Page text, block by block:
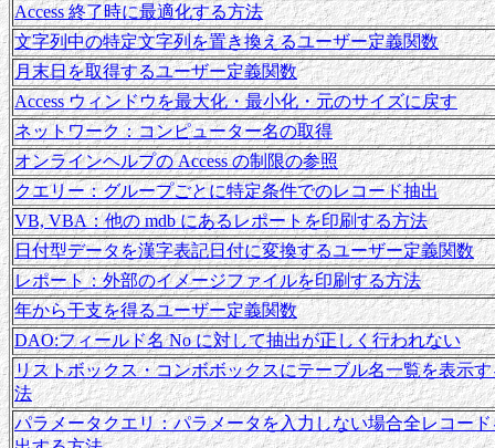
Access 終了時に最適化する方法
文字列中の特定文字列を置き換えるユーザー定義関数
月末日を取得するユーザー定義関数
Access ウィンドウを最大化・最小化・元のサイズに戻す
ネットワーク：コンピューター名の取得
オンラインヘルプの Access の制限の参照
クエリー：グループごとに特定条件でのレコード抽出
VB, VBA：他の mdb にあるレポートを印刷する方法
日付型データを漢字表記日付に変換するユーザー定義関数
レポート：外部のイメージファイルを印刷する方法
年から干支を得るユーザー定義関数
DAO:フィールド名 No に対して抽出が正しく行われない
リストボックス・コンボボックスにテーブル名一覧を表示
法
パラメータクエリ：パラメータを入力しない場合全レコー